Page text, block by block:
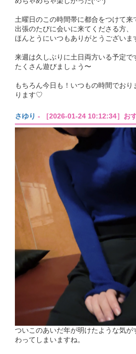
土曜日のこの時間帯に都合をつけて来
出張のたびに会いに来てくださる方、
ほんとうにいつもありがとうござい
来週は久しぶりに土日両方いる予定で
たくさん遊びましょう〜
もちろん今日も！いつもの時間でおり
ります♡
さゆり - ［2026-01-24 10:12:34］お
ついこのあいだ年が明けたような気が
わってしまいますね。